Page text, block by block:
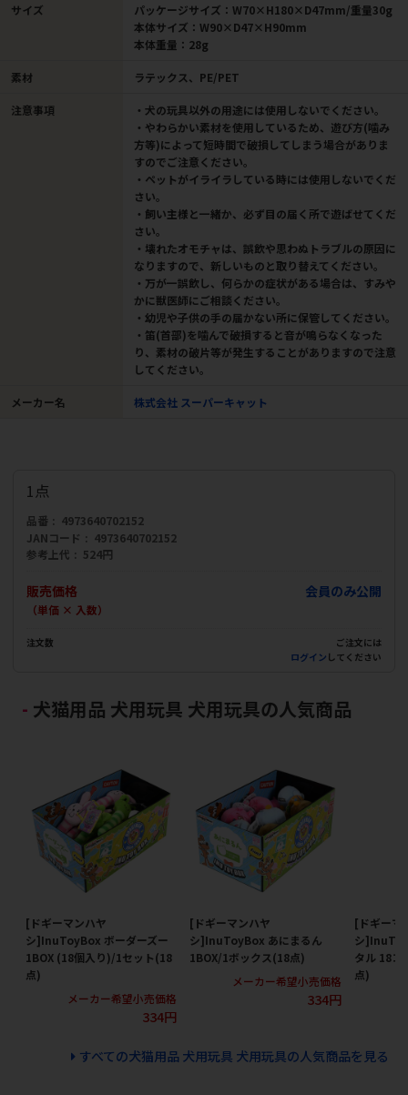
サイズ
パッケージサイズ：W70×H180×D47mm/重量30g
本体サイズ：W90×D47×H90mm
本体重量：28g
素材 ラテックス、PE/PET
注意事項
・犬の玩具以外の用途には使用しないでください。
・やわらかい素材を使用しているため、遊び方(噛み
方等)によって短時間で破損してしまう場合がありま
すのでご注意ください。
・ペットがイライラしている時には使用しないでくだ
さい。
・飼い主様と一緒か、必ず目の届く所で遊ばせてくだ
さい。
・壊れたオモチャは、誤飲や思わぬトラブルの原因に
なりますので、新しいものと取り替えてください。
・万が一誤飲し、何らかの症状がある場合は、すみや
かに獣医師にご相談ください。
・幼児や子供の手の届かない所に保管してください。
・笛(首部)を噛んで破損すると音が鳴らなくなった
り、素材の破片等が発生することがありますので注意
してください。
メーカー名 株式会社 スーパーキャット
1点
品番
4973640702152
JANコード
4973640702152
参考上代
524円
販売価格
（単価 × 入数）
会員のみ公開
注文数
ご注文には
ログイン してください
犬猫用品 犬用玩具 犬用玩具の人気商品
[ドギーマンハヤ
シ]InuToyBox ボーダーズー
1BOX (18個入り)/1セット(18
点)
メーカー希望小売価格
334円
[ドギーマンハヤ
シ]InuToyBox あにまるん
1BOX/1ボックス(18点)
メーカー希望小売価格
334円
[ドギーマ
シ
タル 18コ
点)
すべての犬猫用品 犬用玩具 犬用玩具の人気商品を見る